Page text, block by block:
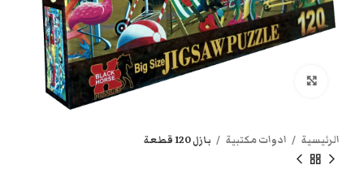
الرئيسية ادوات مكتبية بازل 120 قطعة